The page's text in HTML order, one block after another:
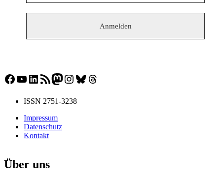
Facebook
YouTube
LinkedIn
RSS-FeedMastodon
Instagram
Bluesky
Threads
ISSN 2751-3238
Impressum
Datenschutz
Kontakt
Über uns